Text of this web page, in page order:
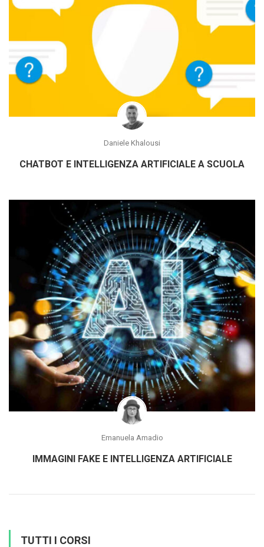
Daniele Khalousi
CHATBOT E INTELLIGENZA ARTIFICIALE A SCUOLA
Emanuela Amadio
IMMAGINI FAKE E INTELLIGENZA ARTIFICIALE
TUTTI I CORSI